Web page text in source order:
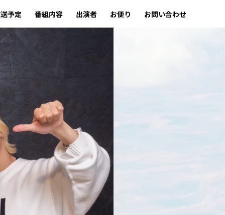
予定 番組内容 出演者 お便り お問い合わせ